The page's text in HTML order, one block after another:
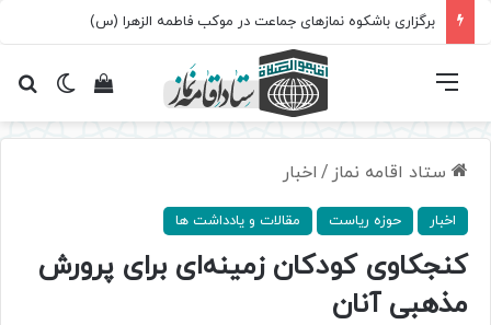
برگزاری باشکوه نمازهای جماعت در موکب فاطمه الزهرا (س)
تغییرمشاهده فهرست
ستاد اقامه نماز / اخبار
اخبار حوزه ریاست مقالات و یادداشت ها
کنجکاوی کودکان زمینه‌ای برای پرورش
مذهبی آنان